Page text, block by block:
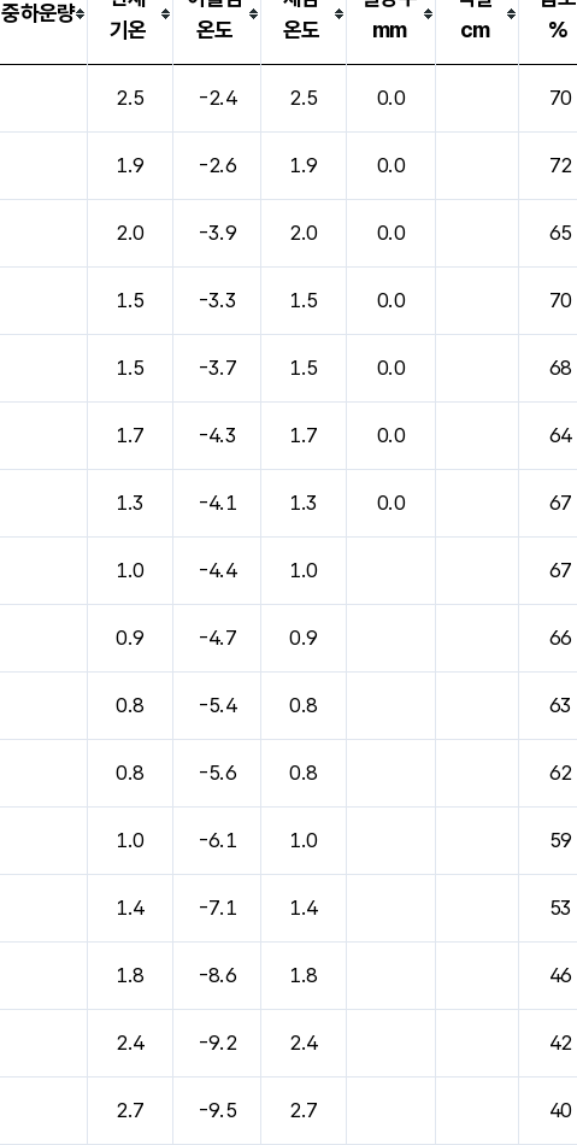
중하운량
기온
온도
온도
mm
cm
%
2.5 -2.4 2.5 0.0 70
1.9 -2.6 1.9 0.0 72
2.0 -3.9 2.0 0.0 65
1.5 -3.3 1.5 0.0 70
1.5 -3.7 1.5 0.0 68
1.7 -4.3 1.7 0.0 64
1.3 -4.1 1.3 0.0 67
1.0 -4.4 1.0 67
0.9 -4.7 0.9 66
0.8 -5.4 0.8 63
0.8 -5.6 0.8 62
1.0 -6.1 1.0 59
1.4 -7.1 1.4 53
1.8 -8.6 1.8 46
2.4 -9.2 2.4 42
2.7 -9.5 2.7 40